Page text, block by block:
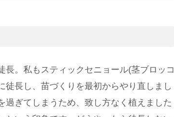
。私もスティックセニョール(茎ブロッコ
徒長し、苗づくりを最初からやり直しまし
ぎてしまうため、致し方なく植えました